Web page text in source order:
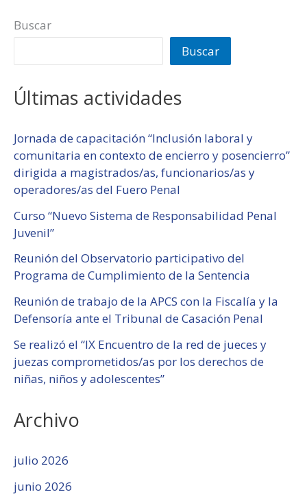
Buscar
Buscar
Últimas actividades
Jornada de capacitación “Inclusión laboral y
comunitaria en contexto de encierro y posencierro”
dirigida a magistrados/as, funcionarios/as y
operadores/as del Fuero Penal
Curso “Nuevo Sistema de Responsabilidad Penal
Juvenil”
Reunión del Observatorio participativo del
Programa de Cumplimiento de la Sentencia
Reunión de trabajo de la APCS con la Fiscalía y la
Defensoría ante el Tribunal de Casación Penal
Se realizó el “IX Encuentro de la red de jueces y
juezas comprometidos/as por los derechos de
niñas, niños y adolescentes”
Archivo
julio 2026
junio 2026